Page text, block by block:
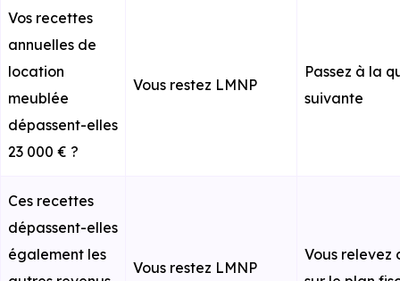
Vos recettes
annuelles de
location
meublée
dépassent-elles
23 000 € ?
Vous restez LMNP
Passez à la
suivante
Ces recettes
dépassent-elles
également les
Vous restez LMNP
Vous relevez